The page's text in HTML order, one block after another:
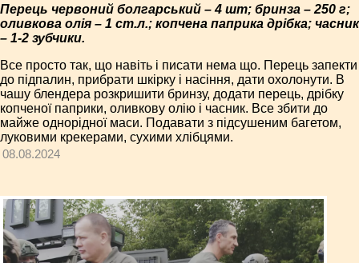
Перець червоний болгарський – 4 шт; бринза – 250 г;
оливкова олія – 1 ст.л.; копчена паприка дрібка; часник
– 1-2 зубчики.
Все просто так, що навіть і писати нема що. Перець запекти
до підпалин, прибрати шкірку і насіння, дати охолонути. В
чашу блендера розкришити бринзу, додати перець, дрібку
копченої паприки, оливкову олію і часник. Все збити до
майже однорідної маси. Подавати з підсушеним багетом,
луковими крекерами, сухими хлібцями.
08.08.2024